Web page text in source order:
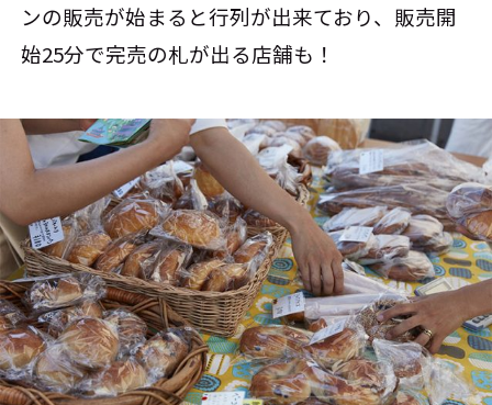
ンの販売が始まると行列が出来ており、販売開
始25分で完売の札が出る店舗も！